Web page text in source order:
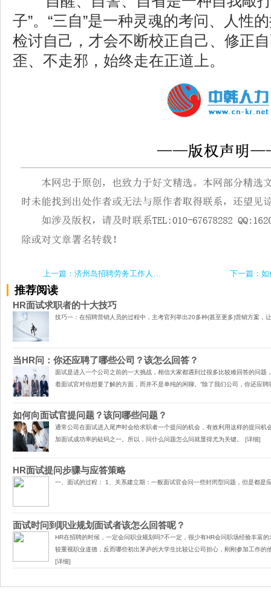
子”。“三自”是一种灵魂的考问、人性
检讨自己，才会不断校正自己、修正
歪、不走邪，始终走在正道上。
上一篇：济州岛招聘劳务工作人员，只需TOPIK2级 下一篇：
推荐阅读
HR面试求职者的十大技巧
技巧一：在招聘营销人员的过程中，主考官列举出20多种(甚至更多)营销方案，
当HR问：你还应聘了哪些公司？该怎么回答？
面试​是进入一个公司之前的一大挑战，相信大家都遇到过很多比较难回答的问
着面试官对你想要了解的方面，而并不是单纯的闲聊。“除了我们公司，你还应
如何向面试官提问题？该问哪些问题？
通常公司在面试进入尾声时会给求职者一个提问的机会，有效利用这样的提问
加面试成功率的砝码之一。所以，问什么问题怎么问就显得尤为关键。
[详细]
HR面试提问步骤与应答策略
一、面试的过程： 1、关系建立期：一般面试官会问一些封闭型问题，但是都是
面试时问到职业规划面试者该怎么回答呢？
HR​在招聘的时候，一定会问职业规划吗?不一定，很少有HR会问职场经验丰富
较重视职业道德，反而哪些初出茅庐的大学生比较让公司担心，刚刚参加工作
[详细]